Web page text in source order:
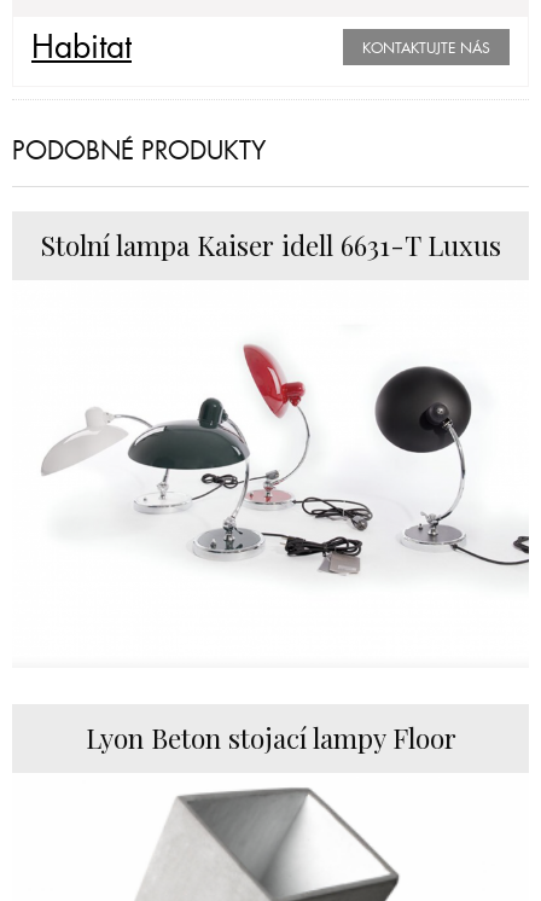
Habitat KONTAKTUJTE NÁS
PODOBNÉ PRODUKTY
Stolní lampa Kaiser idell 6631-T Luxus
Lyon Beton stojací lampy Floor